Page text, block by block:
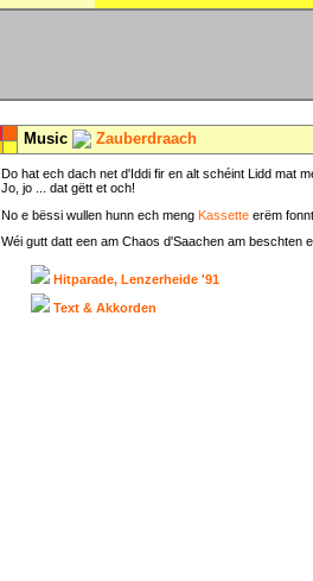
Music Zauberdraach
Do hat ech dach net d'Iddi fir en alt schéint Lidd mat
Jo, jo ... dat gëtt et och!
No e bëssi wullen hunn ech meng Kassette erëm
Wéi gutt datt een am Chaos d'Saachen am beschten
Hitparade, Lenzerheide '91
Text & Akkorden